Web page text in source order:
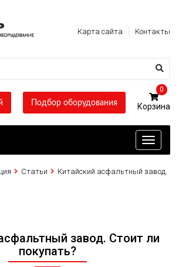
Карта сайта Контакты
Подбор оборудования
0
Toggle
Статьи
Китайский асфальтный завод.
завод. Стоит ли
покупать?